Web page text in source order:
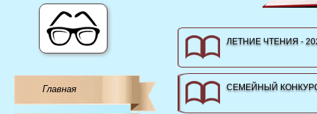
Главная
ЛЕТНИЕ ЧТЕНИЯ -
СЕМЕЙНЫЙ